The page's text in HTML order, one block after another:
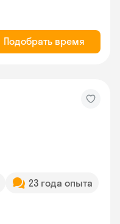
Подобрать время
23 года опыта